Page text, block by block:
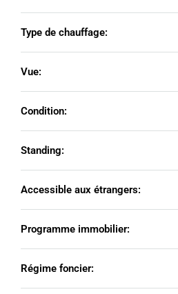
Type de chauffage:
Vue:
Condition:
Standing:
Accessible aux étrangers:
Programme immobilier:
Régime foncier: